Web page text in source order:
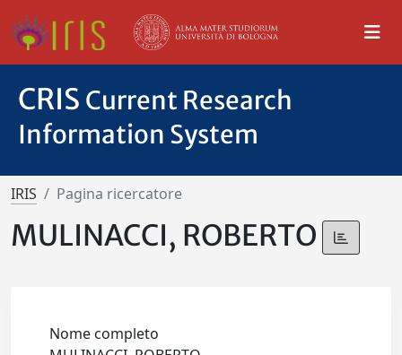
CRIS Current Research
Information System
IRIS Pagina ricercatore
MULINACCI, ROBERTO
Nome completo